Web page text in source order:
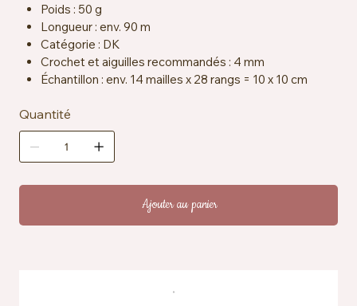
Poids : 50 g
Longueur : env. 90 m
Catégorie : DK
Crochet et aiguilles recommandés : 4 mm
Échantillon : env. 14 mailles x 28 rangs = 10 x 10 cm
Particularité : fil chenille avec effet scintillant
Entretien : lavage à la main
Quantité
Ajouter au panier